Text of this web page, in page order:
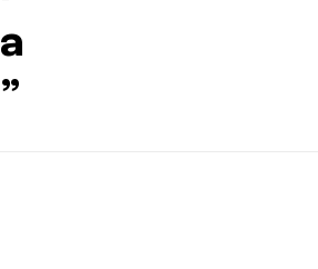
a
”